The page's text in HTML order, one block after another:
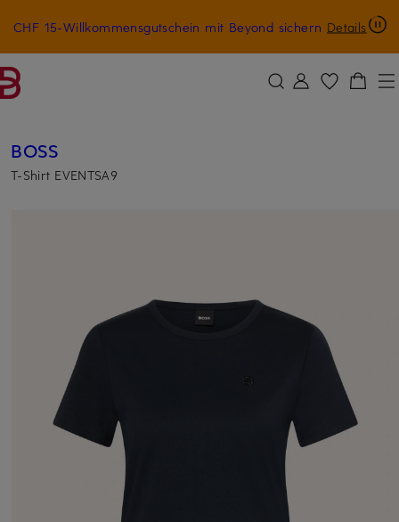
ZUM HAUPTINHALT ÜBERSPRINGEN ZUM SUCHFELD ÜBERSPRINGEN
CHF 15-Willkommensgutschein mit Beyond sichern Details
BOSS
T-Shirt EVENTSA9